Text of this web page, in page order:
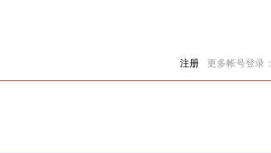
注册 更多帐号登录：